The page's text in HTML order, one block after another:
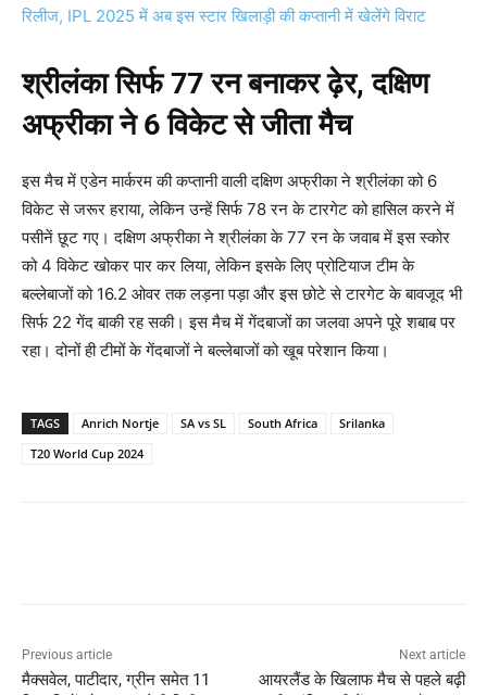
रिलीज, IPL 2025 में अब इस स्टार खिलाड़ी की कप्तानी में खेलेंगे विराट
श्रीलंका सिर्फ 77 रन बनाकर ढ़ेर, दक्षिण
अफ्रीका ने 6 विकेट से जीता मैच
इस मैच में एडेन मार्करम की कप्तानी वाली दक्षिण अफ्रीका ने श्रीलंका को 6
विकेट से जरूर हराया, लेकिन उन्हें सिर्फ 78 रन के टारगेट को हासिल करने में
पसीनें छूट गए। दक्षिण अफ्रीका ने श्रीलंका के 77 रन के जवाब में इस स्कोर
को 4 विकेट खोकर पार कर लिया, लेकिन इसके लिए प्रोटियाज टीम के
बल्लेबाजों को 16.2 ओवर तक लड़ना पड़ा और इस छोटे से टारगेट के बावजूद भी
सिर्फ 22 गेंद बाकी रह सकी। इस मैच में गेंदबाजों का जलवा अपने पूरे शबाब पर
रहा। दोनों ही टीमों के गेंदबाजों ने बल्लेबाजों को खूब परेशान किया।
TAGS Anrich Nortje SA vs SL South Africa
Srilanka
T20 World Cup 2024
Previous article
मैक्सवेल, पाटीदार, ग्रीन समेत 11
Next article
आयरलैंड के खिलाफ मैच से पहले बढ़ी